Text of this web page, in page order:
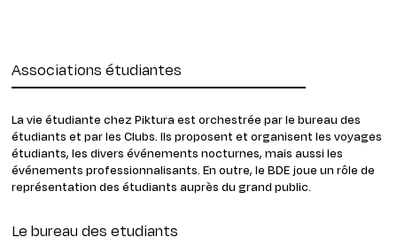
Associations étudiantes
La vie étudiante chez Piktura est orchestrée par le bureau des
étudiants et par les Clubs. Ils proposent et organisent les voyages
étudiants, les divers événements nocturnes, mais aussi les
événements professionnalisants. En outre, le BDE joue un rôle de
représentation des étudiants auprès du grand public.
Le bureau des etudiants